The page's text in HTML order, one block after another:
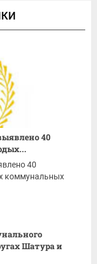
40
40
коммунальных
Шатура и